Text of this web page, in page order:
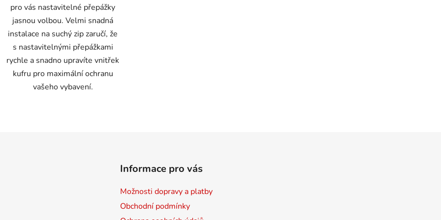
pro vás nastavitelné přepážky
jasnou volbou. Velmi snadná
instalace na suchý zip zaručí, že
s nastavitelnými přepážkami
rychle a snadno upravíte vnitřek
kufru pro maximální ochranu
vašeho vybavení.
d
a
c
í
Informace pro vás
Možnosti dopravy a platby
Obchodní podmínky